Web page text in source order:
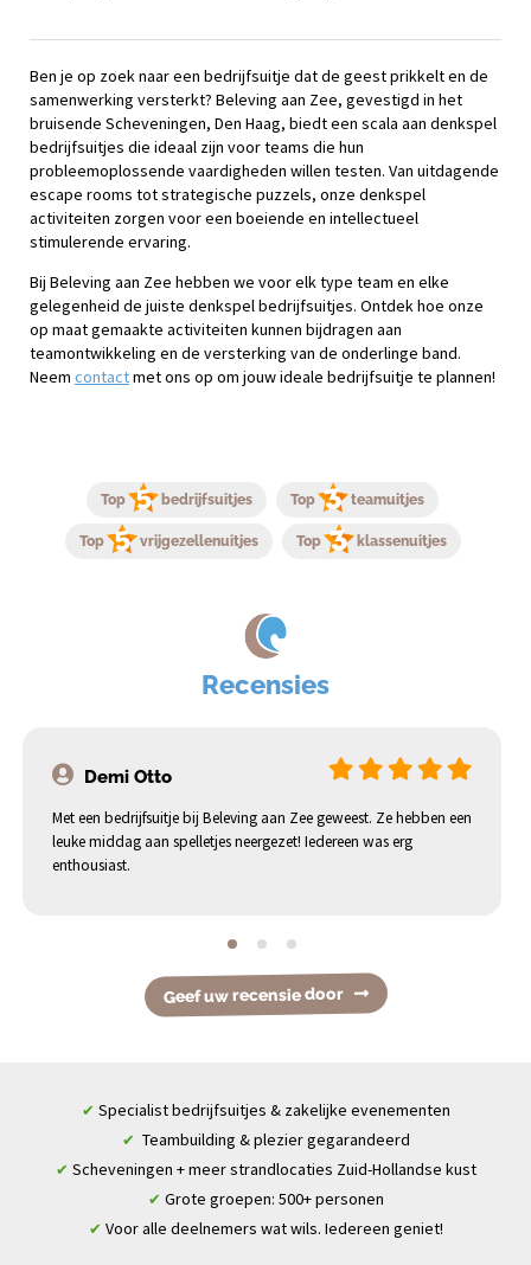
Ben je op zoek naar een bedrijfsuitje dat de geest prikkelt en de
samenwerking versterkt? Beleving aan Zee, gevestigd in het
bruisende Scheveningen, Den Haag, biedt een scala aan denkspel
bedrijfsuitjes die ideaal zijn voor teams die hun
probleemoplossende vaardigheden willen testen. Van uitdagende
escape rooms tot strategische puzzels, onze denkspel
activiteiten zorgen voor een boeiende en intellectueel
stimulerende ervaring.
Bij Beleving aan Zee hebben we voor elk type team en elke
gelegenheid de juiste denkspel bedrijfsuitjes. Ontdek hoe onze
op maat gemaakte activiteiten kunnen bijdragen aan
teamontwikkeling en de versterking van de onderlinge band.
Neem contactmet ons op om jouw ideale bedrijfsuitje te plannen!
Top bedrijfsuitjes Top teamuitjes
Top vrijgezellenuitjes Top klassenuitjes
Recensies
Demi Otto
Met een bedrijfsuitje bij Beleving aan Zee geweest. Ze hebben een
leuke middag aan spelletjes neergezet! Iedereen was erg
enthousiast.
Geef uw recensie door
✔ Specialist bedrijfsuitjes & zakelijke evenementen
✔ Teambuilding & plezier gegarandeerd
✔ Scheveningen + meer strandlocaties Zuid-Hollandse kust
✔ Grote groepen: 500+ personen
✔ Voor alle deelnemers wat wils. Iedereen geniet!